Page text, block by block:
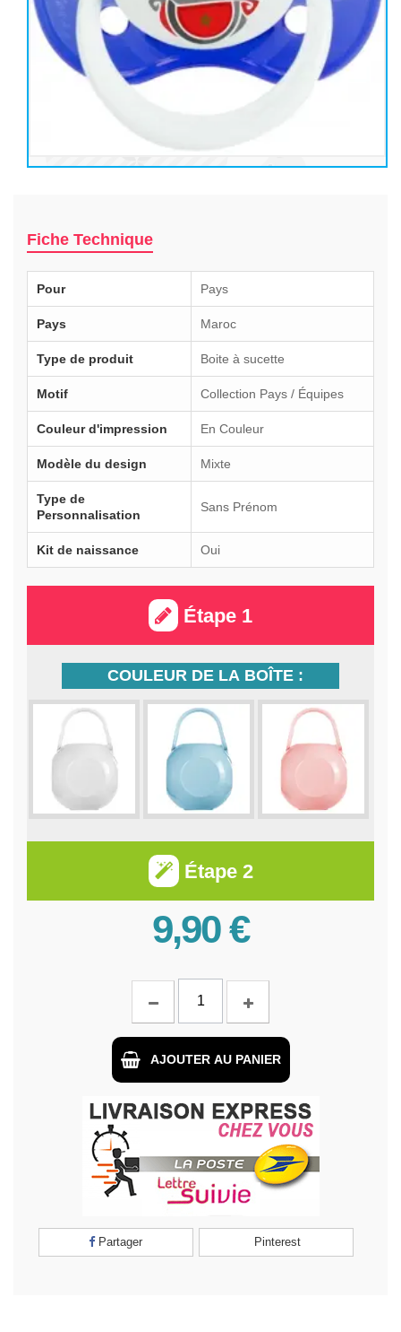
Fiche Technique
Pour Pays
Pays Maroc
Type de produit Boite à sucette
Motif Collection Pays / Équipes
Couleur d'impression En Couleur
Modèle du design Mixte
Type de
Personnalisation
Sans Prénom
Kit de naissance Oui
Étape 1
COULEUR DE LA BOÎTE :
Étape 2
9,90 €
AJOUTER AU PANIER
Partager Pinterest